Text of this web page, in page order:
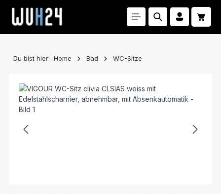
Zum Hauptinhalt springen
Du bist hier: Home Bad WC-Sitze